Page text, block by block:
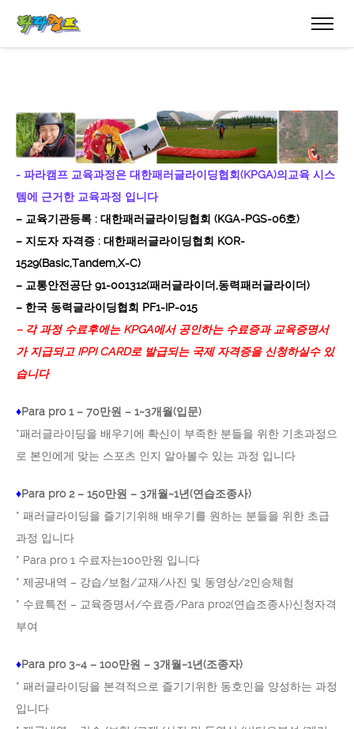
- 파라캠프 교육과정은 대한패러글라이딩협회(KPGA)의교육 시스
템에 근거한 교육과정 입니다
– 교육기관등록 : 대한패러글라이딩협회 (KGA-PGS-06호)
– 지도자 자격증 : 대한패러글라이딩협회 KOR-
1529(Basic,Tandem,X-C)
– 교통안전공단 91-001312(패러글라이더,동력패러글라이더)
– 한국 동력글라이딩협회 PF1-IP-015
– 각 과정 수료후에는 KPGA에서 공인하는 수료증과 교육증명서
가 지급되고 IPPI CARD로 발급되는 국제 자격증을 신청하실수 있
습니다
♦Para pro 1 – 70만원 – 1~3개월(입문)
*패러글라이딩을 배우기에 확신이 부족한 분들을 위한 기초과정으
로 본인에게 맞는 스포츠 인지 알아볼수 있는 과정 입니다
♦Para pro 2 – 150만원 – 3개월~1년(연습조종사)
* 패러글라이딩을 즐기기위해 배우기를 원하는 분들을 위한 초급
과정 입니다
* Para pro 1 수료자는100만원 입니다
* 제공내역 – 강습/보험/교재/사진 및 동영상/2인승체험
* 수료특전 – 교육증명서/수료증/Para pro2(연습조종사)신청자격
부여
♦Para pro 3~4 – 100만원 – 3개월~1년(조종자)
* 패러글라이딩을 본격적으로 즐기기위한 동호인을 양성하는 과정
입니다